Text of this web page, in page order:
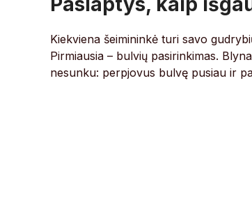
Kiekviena šeimininkė turi savo
Pirmiausia – bulvių pasirinkimas.
nesunku: perpjovus bulvę pusiau ir